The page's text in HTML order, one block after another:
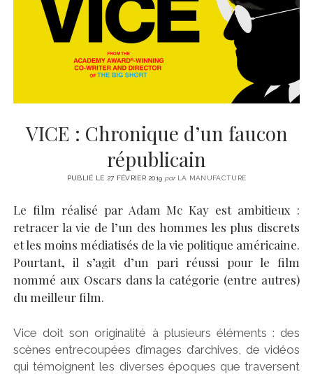
CINÉMA
LITTÉRATURE
ÉCONOMIE
SPORT
MÉDIAS
instagram
emailemail-
form
VICE : Chronique d’un faucon
républicain
PUBLIÉ LE 27 FÉVRIER 2019 parLA MANUFACTURE
Le film réalisé par Adam Mc Kay est ambitieux :
retracer la vie de l’un des hommes les plus discrets
et les moins médiatisés de la vie politique américaine.
Pourtant, il s’agit d’un pari réussi pour le film
nommé aux Oscars dans la catégorie (entre autres)
du meilleur film.
Vice doit son originalité à plusieurs éléments : des
scènes entrecoupées d’images d’archives, de vidéos
qui témoignent les diverses époques que traversent